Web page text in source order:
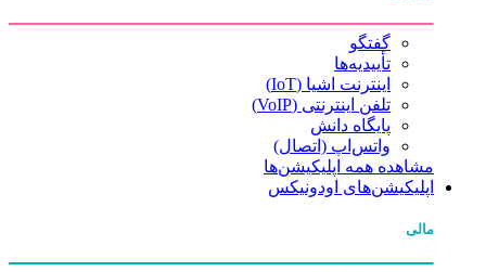
گفتگو
تأییدیه‌ها
اینترنت اشیا (IoT)
تلفن اینترنتی (VoIP)
پایگاه دانش
واتس‌اپ (اتصال)
مشاهده همه اپلیکیشن‌ها
اپلیکیشن‌های اودونیکس
مالی